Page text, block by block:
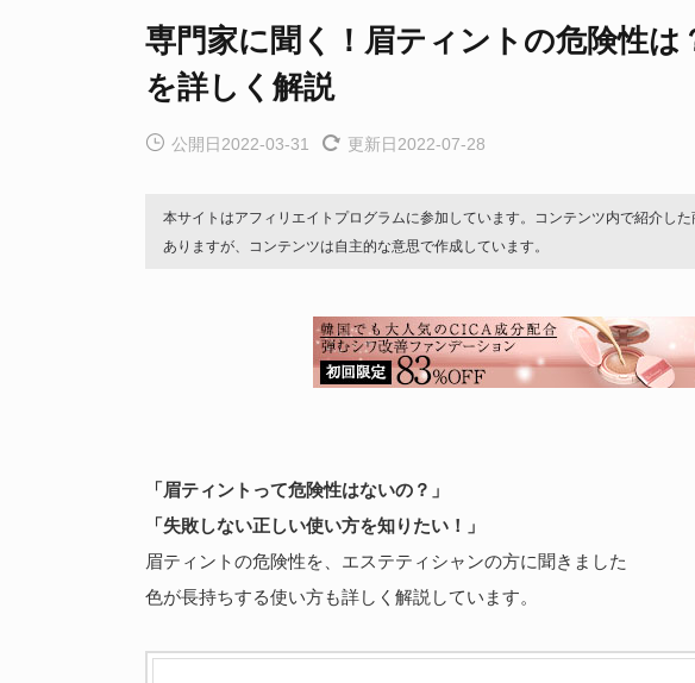
専門家に聞く！眉ティントの危険性は
を詳しく解説
公開日2022-03-31 更新日2022-07-28
本サイトはアフィリエイトプログラムに参加しています。コンテンツ内で紹介し
ありますが、コンテンツは自主的な意思で作成しています。
「眉ティントって危険性はないの？」
「失敗しない正しい使い方を知りたい！」
眉ティントの危険性を、エステティシャンの方に聞きました
色が長持ちする使い方も詳しく解説しています。